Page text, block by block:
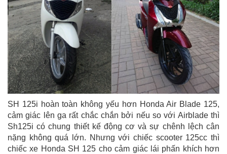
SH 125i hoàn toàn không yếu hơn Honda Air Blade 125,
cảm giác lên ga rất chắc chắn bởi nếu so với Airblade thì
Sh125i có chung thiết kế động cơ và sự chênh lệch cân
nặng không quá lớn. Nhưng với chiếc scooter 125cc thì
chiếc xe Honda SH 125 cho cảm giác lái phấn khích hơn